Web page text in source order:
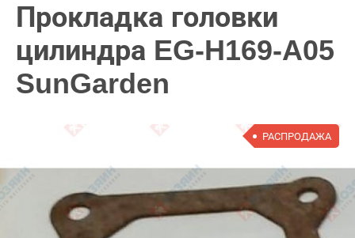
Прокладка головки
цилиндра EG-H169-A05
SunGarden
РАСПРОДАЖА